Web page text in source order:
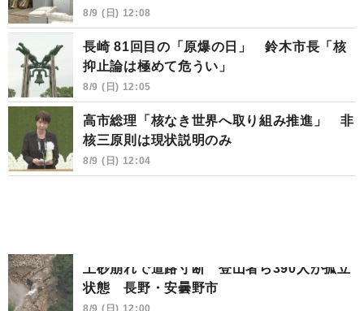
8/9 (日) 12:08
長崎 81回目の「原爆の日」 鈴木市長「核
抑止論は極めて危うい」
8/9 (日) 12:05
高市総理「核なき世界へ取り組み推進」 非
核三原則は現状説明のみ
8/9 (日) 12:04
土砂崩れで道路寸断 登山者ら390人が孤立
状態 長野・安曇野市
8/9 (日) 12:00